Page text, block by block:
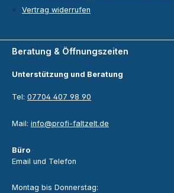
Beratung & Öffnungszeiten
Unterstützung und Beratung
Tel: 07704 407 98 90
Mail: info@profi-faltzelt.de
Büro
Email und Telefon
Montag bis Donnerstag:
Vertrag widerrufen